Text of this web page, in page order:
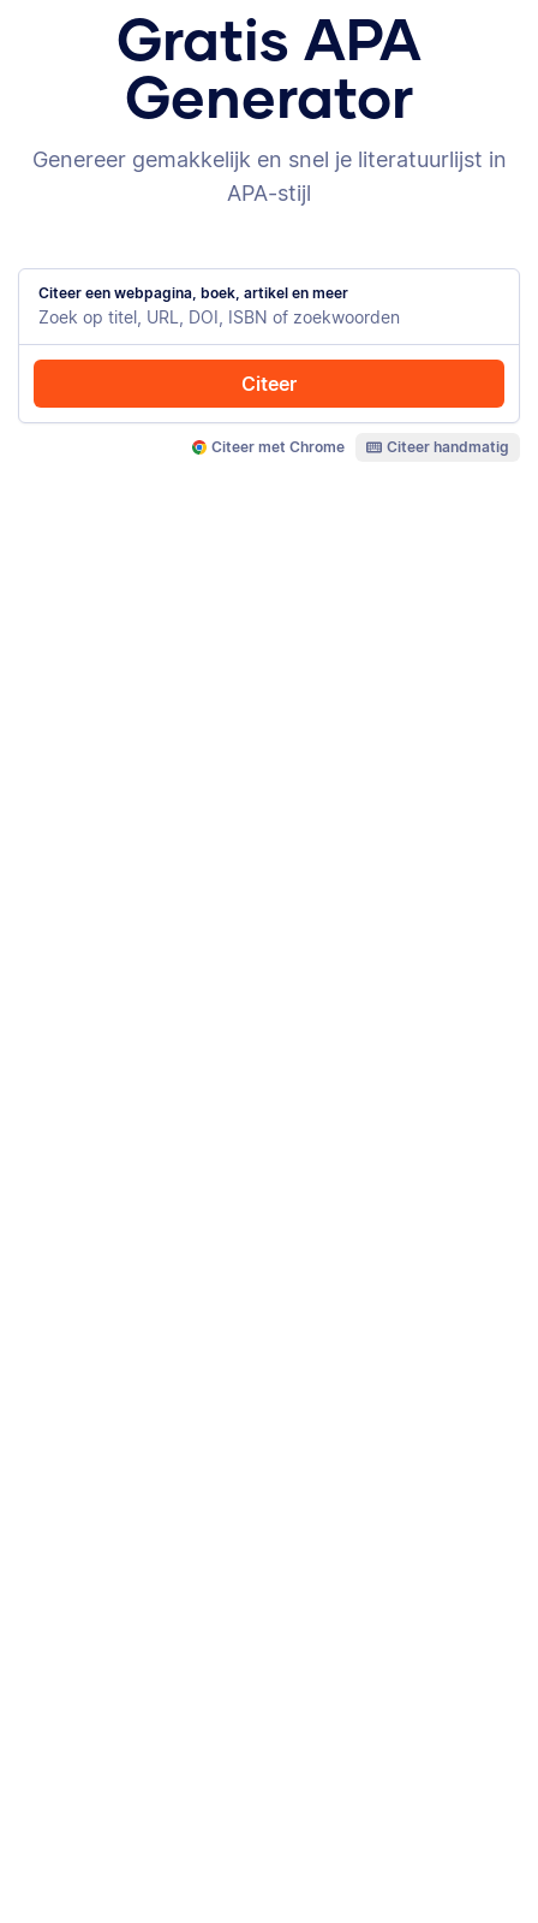
Gratis APA
Generator
Genereer gemakkelijk en snel je literatuurlijst in
APA-stijl
Citeer een webpagina, boek, artikel en meer
Citeer
Citeer met Chrome Citeer handmatig